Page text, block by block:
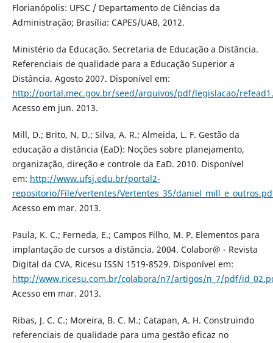
Florianópolis: UFSC / Departamento de Ciências da
Administração; Brasí­lia: CAPES/UAB, 2012.
Ministério da Educação. Secretaria de Educação a Distância.
Referenciais de qualidade para a Educação Superior a
Distância. Agosto 2007. Disponí­vel em:
http://portal.mec.gov.br/seed/arquivos/pdf/legislacao/
Acesso em jun. 2013.
Mill, D.; Brito, N. D.; Silva, A. R.; Almeida, L. F. Gestão da
educação a distância (EaD): Noções sobre planejamento,
organização, direção e controle da EaD. 2010. Disponí­vel
em: http://www.ufsj.edu.br/portal2-
repositorio/File/vertentes/Vertentes_35/
Acesso em mar. 2013.
Paula, K. C.; Ferneda, E.; Campos Filho, M. P. Elementos para
implantação de cursos a distância. 2004. Colabor@ - Revista
Digital da CVA, Ricesu ISSN 1519-8529. Disponí­vel em:
http://www.ricesu.com.br/colabora/n7/artigos/n_7/pdf/
Acesso em mar. 2013.
Ribas, J. C. C.; Moreira, B. C. M.; Catapan, A. H. Construindo
referenciais de qualidade para uma gestão eficaz no